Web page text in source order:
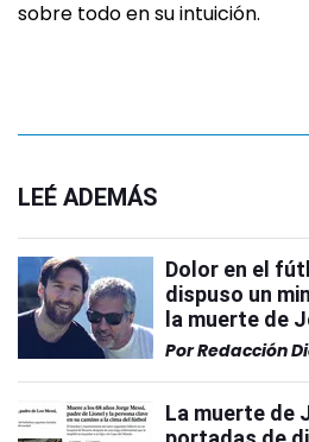
sobre todo en su intuición.
LEÉ ADEMÁS
Dolor en el
dispuso un
la muerte de
PorRedacción
La muerte de